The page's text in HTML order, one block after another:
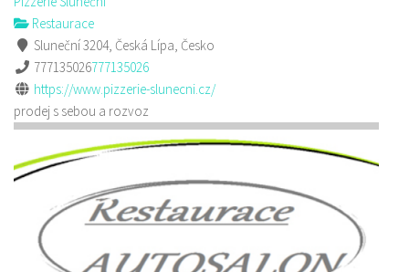
Restaurace
Sluneční 3204, Česká Lípa, Česko
777135026777135026
https://www.pizzerie-slunecni.cz/
prodej s sebou a rozvoz